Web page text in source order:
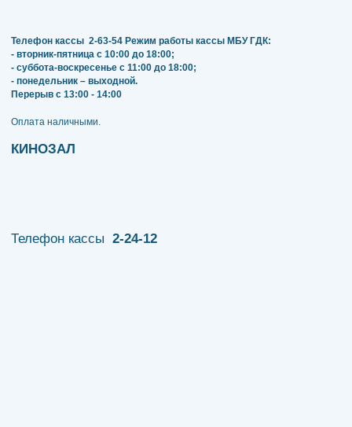
Телефон кассы 2-63-54 Режим работы кассы МБУ ГДК:
- вторник-пятница с 10:00 до 18:00;
- суббота-воскресенье с 11:00 до 18:00;
- понедельник – выходной.
Перерыв с 13:00 - 14:00
​​​​​​​Оплата наличными.
КИНОЗАЛ
Телефон кассы 2-24-12